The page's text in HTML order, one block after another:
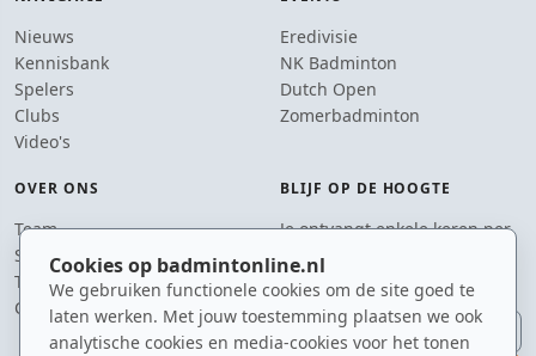
Cookies op badmintonline.nl
We gebruiken functionele cookies om de site goed te
laten werken. Met jouw toestemming plaatsen we ook
analytische cookies en media-cookies voor het tonen
Nieuws
Kennisbank
Spelers
Clubs
Video's
Eredivisie
NK Badminton
Dutch Open
Zomerbadminton
OVER ONS
Team
Supporters
Tip de redactie
Contact
BLIJF OP DE HOOGTE
Je ontvangt enkele keren per
jaar een e-mail met het
laatste badmintonnieuws.
E-mailadres